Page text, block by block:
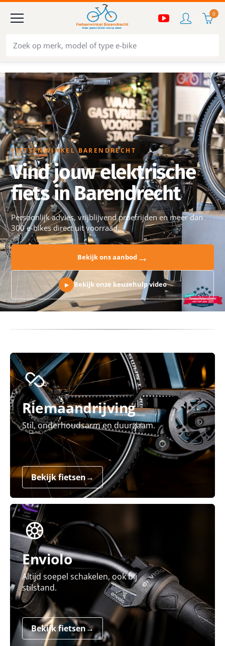
0
FIETSENWINKEL BARENDRECHT
Vind jouw elektrische
fiets in Barendrecht
Persoonlijk advies, vrijblijvend proefrijden en meer dan
300 e-bikes direct uit voorraad.
Bekijk ons aanbod→
▶ Bekijk onze keuzehulp video
Riemaandrijving
Stil, onderhoudsarm en duurzaam.
Bekijk fietsen→
Enviolo
Altijd soepel schakelen, ook bij
stilstand.
Bekijk fietsen→